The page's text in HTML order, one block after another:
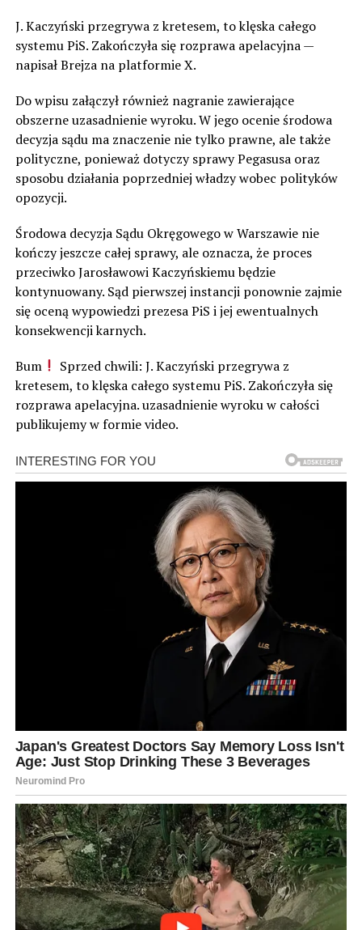
J. Kaczyński przegrywa z kretesem, to klęska całego
systemu PiS. Zakończyła się rozprawa apelacyjna —
napisał Brejza na platformie X.
Do wpisu załączył również nagranie zawierające
obszerne uzasadnienie wyroku. W jego ocenie środowa
decyzja sądu ma znaczenie nie tylko prawne, ale także
polityczne, ponieważ dotyczy sprawy Pegasusa oraz
sposobu działania poprzedniej władzy wobec polityków
opozycji.
Środowa decyzja Sądu Okręgowego w Warszawie nie
kończy jeszcze całej sprawy, ale oznacza, że proces
przeciwko Jarosławowi Kaczyńskiemu będzie
kontynuowany. Sąd pierwszej instancji ponownie zajmie
się oceną wypowiedzi prezesa PiS i jej ewentualnych
konsekwencji karnych.
Bum
Sprzed chwili: J. Kaczyński przegrywa z
kretesem, to klęska całego systemu PiS. Zakończyła się
rozprawa apelacyjna. uzasadnienie wyroku w całości
publikujemy w formie video.